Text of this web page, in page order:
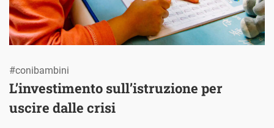
L’investimento sull’istruzione per
uscire dalle crisi
#conibambini